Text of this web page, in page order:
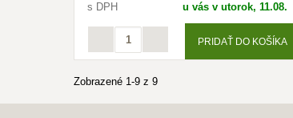
s DPH u vás v utorok, 11.08.
PRIDAŤ DO KOŠÍKA
Zobrazené 1-9 z 9